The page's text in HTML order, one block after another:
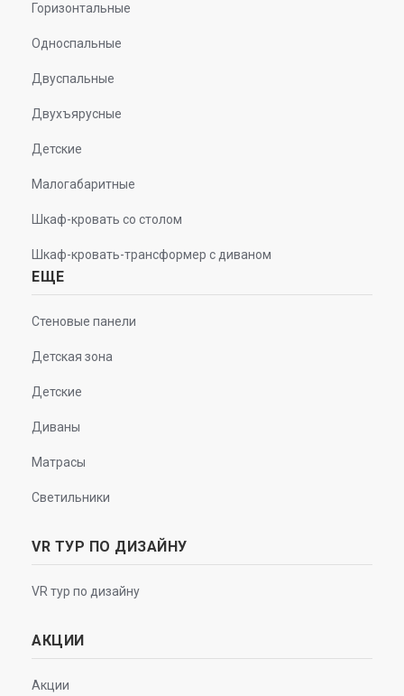
Горизонтальные
Односпальные
Двуспальные
Двухъярусные
Детские
Малогабаритные
Шкаф-кровать со столом
Шкаф-кровать-трансформер с диваном
ЕЩЕ
Стеновые панели
Детская зона
Детские
Диваны
Матрасы
Светильники
VR ТУР ПО ДИЗАЙНУ
VR тур по дизайну
АКЦИИ
Акции